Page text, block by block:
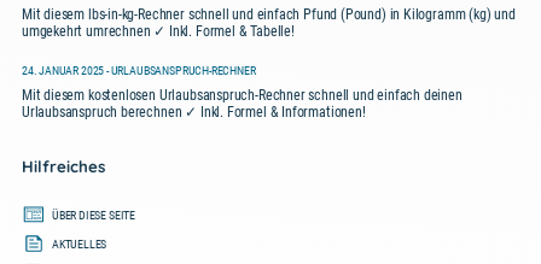
Mit diesem lbs-in-kg-Rechner schnell und einfach Pfund (Pound) in Kilogramm (kg) und
umgekehrt umrechnen ✓ Inkl. Formel & Tabelle!
24. JANUAR 2025 - URLAUBSANSPRUCH-RECHNER
Mit diesem kostenlosen Urlaubsanspruch-Rechner schnell und einfach deinen
Urlaubsanspruch berechnen ✓ Inkl. Formel & Informationen!
Hilfreiches
ÜBER DIESE SEITE
AKTUELLES